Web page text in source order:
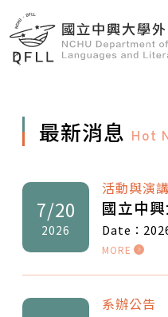
最新消息 Hot
7/20
2026
活動與演講
國立中
Date：
MORE
系辦公告